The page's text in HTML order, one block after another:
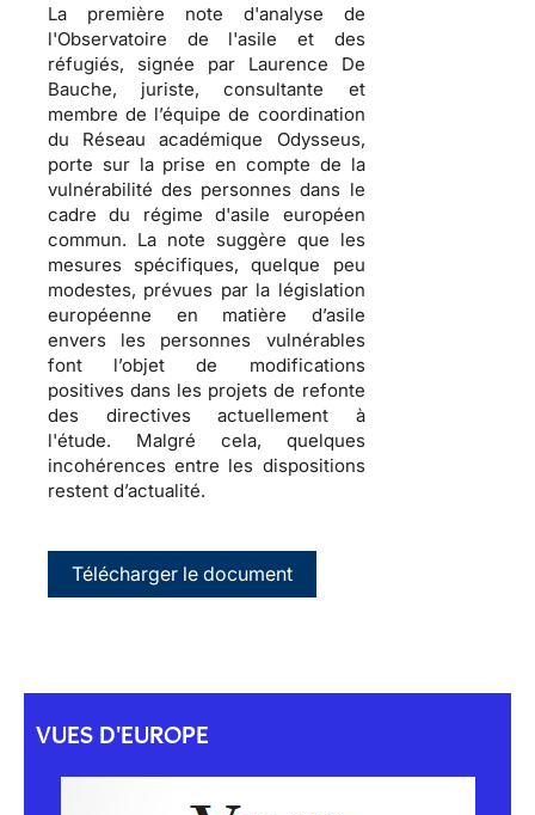
La première note d'analyse de
l'Observatoire de l'asile et des
réfugiés, signée par Laurence De
Bauche, juriste, consultante et
membre de l’équipe de coordination
du Réseau académique Odysseus,
porte sur la prise en compte de la
vulnérabilité des personnes dans le
cadre du régime d'asile européen
commun. La note suggère que les
mesures spécifiques, quelque peu
modestes, prévues par la législation
européenne en matière d’asile
envers les personnes vulnérables
font l’objet de modifications
positives dans les projets de refonte
des directives actuellement à
l'étude. Malgré cela, quelques
incohérences entre les dispositions
restent d’actualité.
Télécharger le document
VUES D'EUROPE